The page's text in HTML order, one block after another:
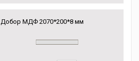
Добор МДФ 2070*200*8 мм